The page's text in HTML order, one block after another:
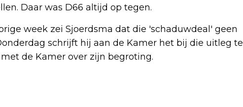
Daar was D66 altijd op tegen.
week zei Sjoerdsma dat die 'schaduwdeal' geen
schrijft hij aan de Kamer het bij die uitleg te
de Kamer over zijn begroting.